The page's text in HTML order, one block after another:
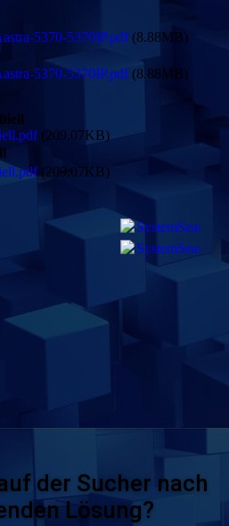
5370-5370IP.pdf(8.88MB)
5370-5370IP.pdf(8.88MB)
(209.07KB)
(209.07KB)
der Sucher nach
Lösung?